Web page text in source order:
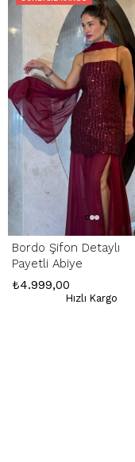
Hatalı Ürün:Ürünün
yenisiyle değişim
İade Adresimiz:
/ Trabzon
Whatsapp Çağrı Merkezi:
Bordo Şifon Detaylı
Payetli Abiye
₺4.999,00
Hızlı Kargo